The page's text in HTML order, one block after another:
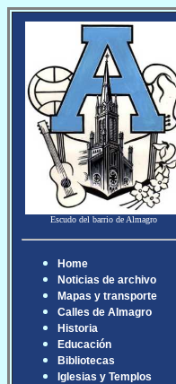
Escudo del barrio de Almagro
Home
Noticias de archivo
Mapas y transporte
Calles de Almagro
Historia
Educación
Bibliotecas
Iglesias y Templos